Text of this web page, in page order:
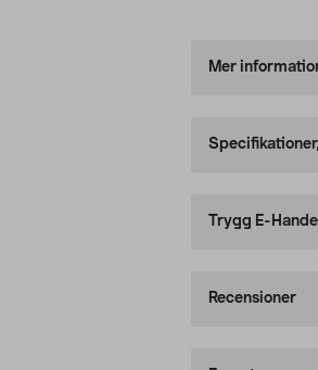
Mer
Trygg E-Handel
Recensioner